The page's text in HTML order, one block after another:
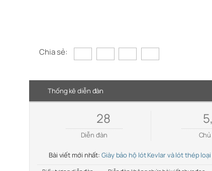
Chia sẻ:
Thống kê diễn đàn
28
Diễn đàn
Bài viết mới nhất: Giày bảo hộ lót Kevlar và lót thép